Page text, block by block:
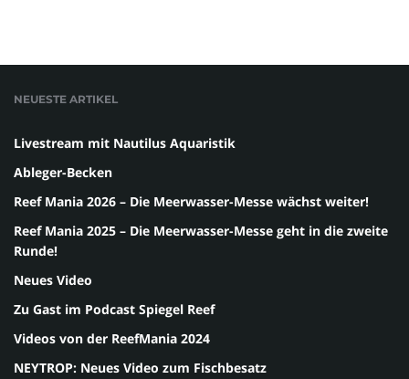
NEUESTE ARTIKEL
Livestream mit Nautilus Aquaristik
Ableger-Becken
Reef Mania 2026 – Die Meerwasser-Messe wächst weiter!
Reef Mania 2025 – Die Meerwasser-Messe geht in die zweite
Runde!
Neues Video
Zu Gast im Podcast Spiegel Reef
Videos von der ReefMania 2024
NEYTROP: Neues Video zum Fischbesatz